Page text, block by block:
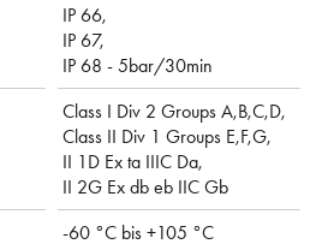
IP 66,
IP 67,
IP 68 - 5bar/30min
Class I Div 2 Groups A,B,C,D,
Class II Div 1 Groups E,F,G,
II 1D Ex ta IIIC Da,
II 2G Ex db eb IIC Gb
-60 °C bis +105 °C